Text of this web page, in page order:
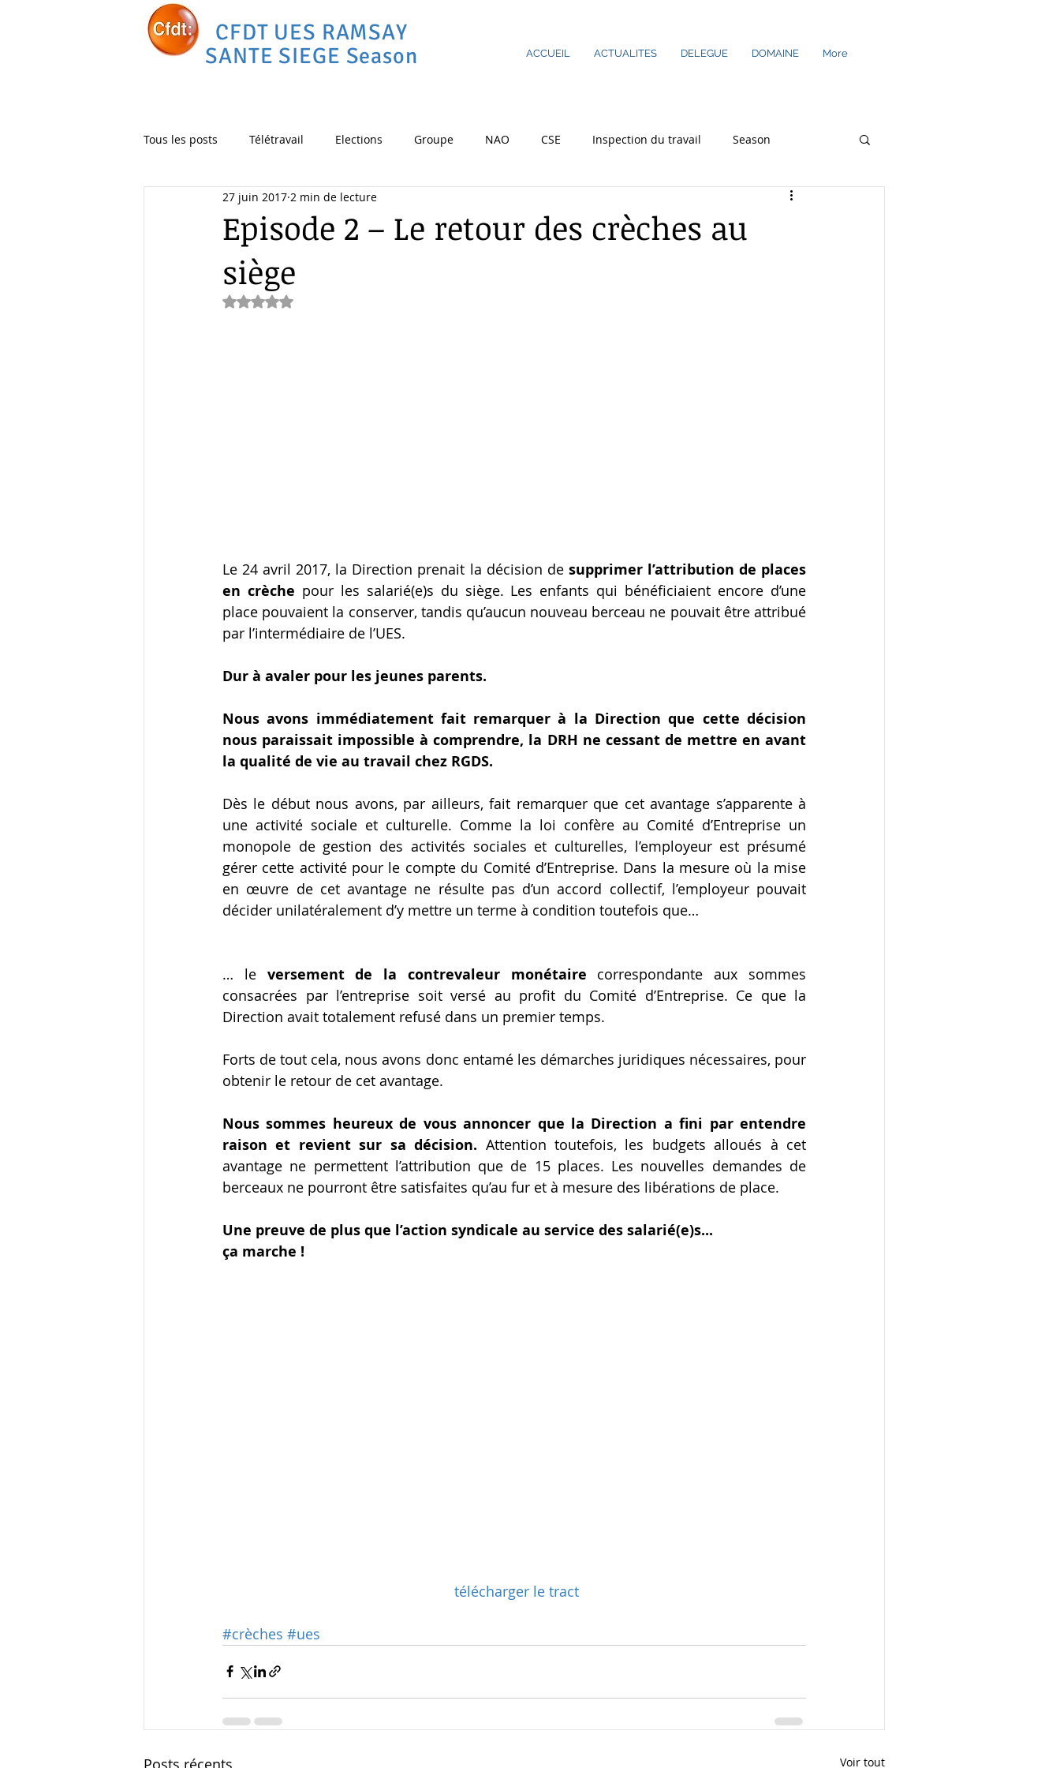
CFDT UES RAMSAY
SANTE SIEGE Season
ACCUEIL ACTUALITES DELEGUE DOMAINE More
Tous les posts Télétravail Elections Groupe NAO CSE Inspection du travail Season
Déménagement vélo Covid-19 Heures supplémentaires
Episode 2 – Le retour des crèches au
siège
27 juin 2017 2 min de lecture
Noté NaN étoiles sur 5.
Le 24 avril 2017, la Direction prenait la décision de supprimer l’attribution de places
en crèche pour les salarié(e)s du siège. Les enfants qui bénéficiaient encore d’une
place pouvaient la conserver, tandis qu’aucun nouveau berceau ne pouvait être attribué
par l’intermédiaire de l’UES.
Dur à avaler pour les jeunes parents.
Nous avons immédiatement fait remarquer à la Direction que cette décision
nous paraissait impossible à comprendre, la DRH ne cessant de mettre en avant
la qualité de vie au travail chez RGDS.
Dès le début nous avons, par ailleurs, fait remarquer que cet avantage s’apparente à
une activité sociale et culturelle. Comme la loi confère au Comité d’Entreprise un
monopole de gestion des activités sociales et culturelles, l’employeur est présumé
gérer cette activité pour le compte du Comité d’Entreprise. Dans la mesure où la mise
en œuvre de cet avantage ne résulte pas d’un accord collectif, l’employeur pouvait
décider unilatéralement d’y mettre un terme à condition toutefois que…
… le versement de la contrevaleur monétaire correspondante aux sommes
consacrées par l’entreprise soit versé au profit du Comité d’Entreprise. Ce que la
Direction avait totalement refusé dans un premier temps.
Forts de tout cela, nous avons donc entamé les démarches juridiques nécessaires, pour
obtenir le retour de cet avantage.
Nous sommes heureux de vous annoncer que la Direction a fini par entendre
raison et revient sur sa décision. Attention toutefois, les budgets alloués à cet
avantage ne permettent l’attribution que de 15 places. Les nouvelles demandes de
berceaux ne pourront être satisfaites qu’au fur et à mesure des libérations de place.
Une preuve de plus que l’action syndicale au service des salarié(e)s...
ça marche !
télécharger le tract
#crèches #ues
Posts récents Voir tout